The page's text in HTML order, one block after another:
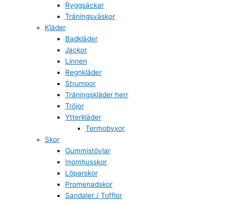
Ryggsäckar
Träningsväskor
Kläder
Badkläder
Jackor
Linnen
Regnkläder
Strumpor
Träningskläder herr
Tröjor
Ytterkläder
Termobyxor
Skor
Gummistövlar
Inomhusskor
Löparskor
Promenadskor
Sandaler / Tofflor